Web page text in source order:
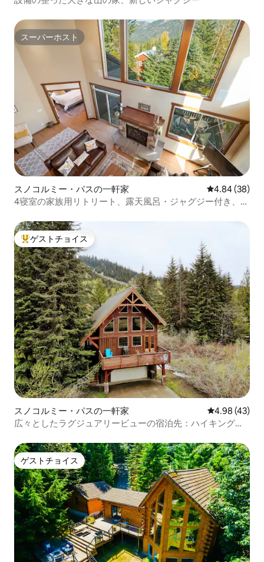
スーパーホスト
スーパーホスト
スノコルミー・パスの一軒家 レビュー38
4.84 (38)
4寝室の家族用リトリート、露天風呂・ジャグジー付き、ト
大好評のゲストチョイスです。
ゲストチョイス
スノコルミー・パスの一軒家 レビュー43
4.98 (43)
広々としたラグジュアリービューの宿泊先：ハイキングと
ゲストチョイス
ゲストチョイス